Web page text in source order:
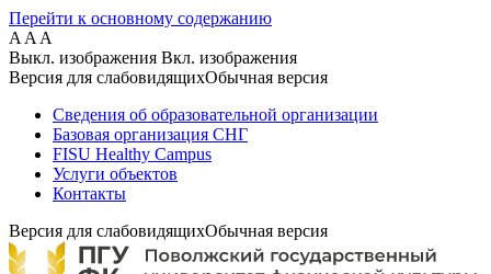
Перейти к основному содержанию
A A A
Выкл. изображения Вкл. изображения
Версия для слабовидящихОбычная версия
Сведения об образовательной организации
Базовая организация СНГ
FISU Healthy Campus
Услуги объектов
Контакты
Версия для слабовидящихОбычная версия